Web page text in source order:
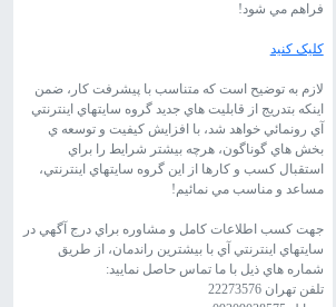
فراهم مي شود!
کليک کنيد
لازم به توضيح است که متناسب با پيشرفت کار، ضمن
اينکه بتدريج از قابليت هاي جديد گروه سايتهاي اينترنتي
آي رونمائي خواهد شد، با افزايش کيفيت و توسعه ي
بخش هاي گوناگون، هرچه بيشتر شرايط را براي
استقبال کسب و کارها از اين گروه سايتهاي اينترنتي،
مساعد و مناسب مي نمائيم!
جهت کسب اطلاعات کامل و مشاوره براي درج آگهي در
سايتهاي اينترنتي آي با بيشترين راندمان، از طريق
شماره هاي ذيل با ما تماس حاصل نماييد:
تلفن تهران 22273576